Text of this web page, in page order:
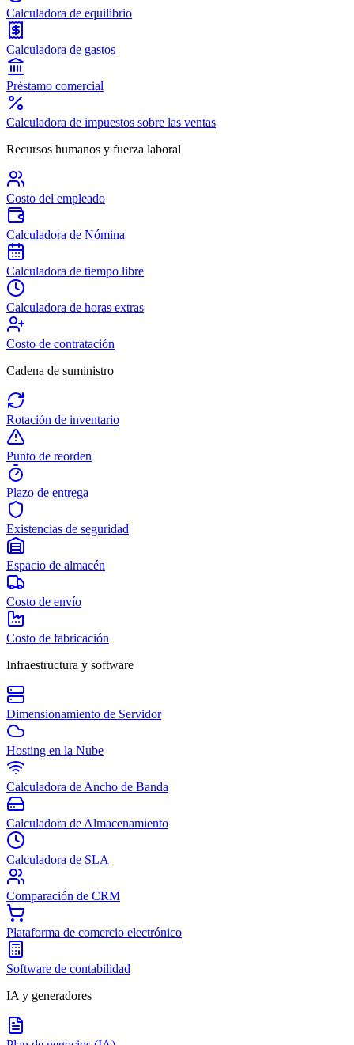
Calculadora de equilibrio
Calculadora de gastos
Préstamo comercial
Calculadora de impuestos sobre las ventas
Recursos humanos y fuerza laboral
Costo del empleado
Calculadora de Nómina
Calculadora de tiempo libre
Calculadora de horas extras
Costo de contratación
Cadena de suministro
Rotación de inventario
Punto de reorden
Plazo de entrega
Existencias de seguridad
Espacio de almacén
Costo de envío
Costo de fabricación
Infraestructura y software
Dimensionamiento de Servidor
Hosting en la Nube
Calculadora de Ancho de Banda
Calculadora de Almacenamiento
Calculadora de SLA
Comparación de CRM
Plataforma de comercio electrónico
Software de contabilidad
IA y generadores